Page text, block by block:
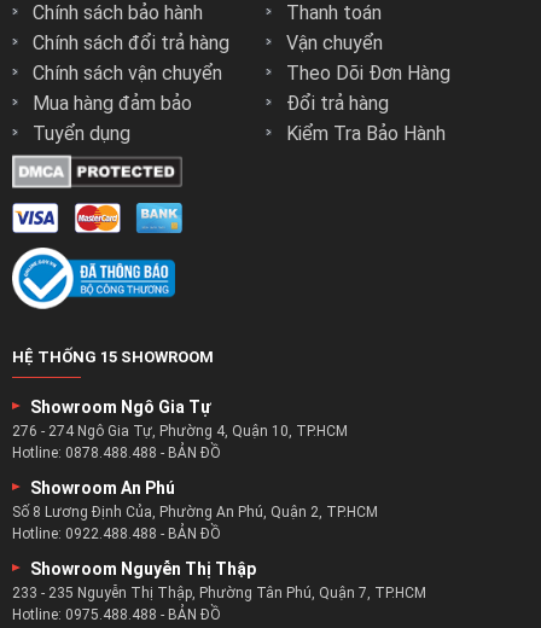
Chính sách bảo hành
Chính sách đổi trả hàng
Chính sách vận chuyển
Mua hàng đảm bảo
Tuyển dụng
Thanh toán
Vận chuyển
Theo Dõi Đơn Hàng
Đổi trả hàng
Kiểm Tra Bảo Hành
HỆ THỐNG 15 SHOWROOM
Showroom Ngô Gia Tự
276 - 274 Ngô Gia Tự, Phường 4, Quận 10, TP.HCM
Hotline: 0878.488.488 - BẢN ĐỒ
Showroom An Phú
Số 8 Lương Định Của, Phường An Phú, Quận 2, TP.HCM
Hotline: 0922.488.488 - BẢN ĐỒ
Showroom Nguyễn Thị Thập
233 - 235 Nguyễn Thị Thập, Phường Tân Phú, Quận 7, TP.HCM
Hotline: 0975.488.488 - BẢN ĐỒ